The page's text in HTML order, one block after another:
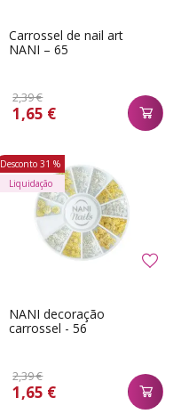
Carrossel de nail art
NANI – 65
2,39 €
1,65 €
NANI decoração
carrossel - 56
2,39 €
1,65 €
Desconto 31 %
Liquidação